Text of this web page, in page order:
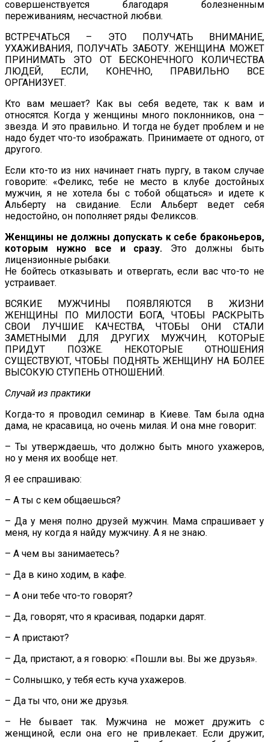
совершенствуется благодаря болезненным
переживаниям, несчастной любви.
ВСТРЕЧАТЬСЯ – ЭТО ПОЛУЧАТЬ ВНИМАНИЕ,
УХАЖИВАНИЯ, ПОЛУЧАТЬ ЗАБОТУ. ЖЕНЩИНА МОЖЕТ
ПРИНИМАТЬ ЭТО ОТ БЕСКОНЕЧНОГО КОЛИЧЕСТВА
ЛЮДЕЙ, ЕСЛИ, КОНЕЧНО, ПРАВИЛЬНО ВСЕ
ОРГАНИЗУЕТ.
Кто вам мешает? Как вы себя ведете, так к вам и
относятся. Когда у женщины много поклонников, она –
звезда. И это правильно. И тогда не будет проблем и не
надо будет что-то изображать. Принимаете от одного, от
другого.
Если кто-то из них начинает гнать пургу, в таком случае
говорите: «Феликс, тебе не место в клубе достойных
мужчин, я не хотела бы с тобой общаться» и идете к
Альберту на свидание. Если Альберт ведет себя
недостойно, он пополняет ряды Феликсов.
Женщины не должны допускать к себе браконьеров,
которым нужно все и сразу. Это должны быть
лицензионные рыбаки.
Не бойтесь отказывать и отвергать, если вас что-то не
устраивает.
ВСЯКИЕ МУЖЧИНЫ ПОЯВЛЯЮТСЯ В ЖИЗНИ
ЖЕНЩИНЫ ПО МИЛОСТИ БОГА, ЧТОБЫ РАСКРЫТЬ
СВОИ ЛУЧШИЕ КАЧЕСТВА, ЧТОБЫ ОНИ СТАЛИ
ЗАМЕТНЫМИ ДЛЯ ДРУГИХ МУЖЧИН, КОТОРЫЕ
ПРИДУТ ПОЗЖЕ. НЕКОТОРЫЕ ОТНОШЕНИЯ
СУЩЕСТВУЮТ, ЧТОБЫ ПОДНЯТЬ ЖЕНЩИНУ НА БОЛЕЕ
ВЫСОКУЮ СТУПЕНЬ ОТНОШЕНИЙ.
Случай из практики
Когда-то я проводил семинар в Киеве. Там была одна
дама, не красавица, но очень милая. И она мне говорит:
– Ты утверждаешь, что должно быть много ухажеров,
но у меня их вообще нет.
Я ее спрашиваю:
– А ты с кем общаешься?
– Да у меня полно друзей мужчин. Мама спрашивает у
меня, ну когда я найду мужчину. А я не знаю.
– А чем вы занимаетесь?
– Да в кино ходим, в кафе.
– А они тебе что-то говорят?
– Да, говорят, что я красивая, подарки дарят.
– А пристают?
– Да, пристают, а я говорю: «Пошли вы. Вы же друзья».
– Солнышко, у тебя есть куча ухажеров.
– Да ты что, они же друзья.
– Не бывает так. Мужчина не может дружить с
женщиной, если она его не привлекает. Если дружит,